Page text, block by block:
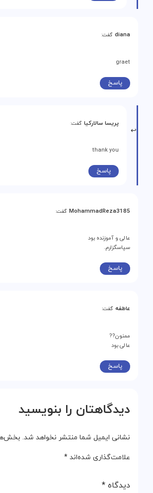
diana گفت:
graet
پاسخ
پریسا سالارکیا گفت:
thank you
پاسخ
MohammadReza3185 گفت:
عالی و آموزنده بود
سپاسگزارم.
پاسخ
عاطفه گفت:
ممنون??
عالی بود
پاسخ
دیدگاهتان را بنویسید
نشانی ایمیل شما منتشر نخواهد شد.
علامت‌گذاری شده‌اند *
دیدگاه *